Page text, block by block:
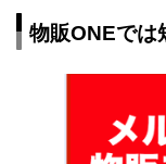
物販ONEでは